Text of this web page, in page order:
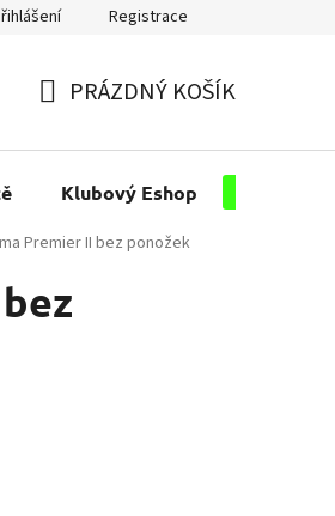
Registrace
KOŠÍK
PRÁZDNÝ KOŠÍK
Klubový Eshop
Premier II bez ponožek